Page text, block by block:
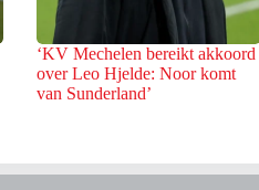
‘KV Mechelen bereikt akkoord
over Leo Hjelde: Noor komt
van Sunderland’